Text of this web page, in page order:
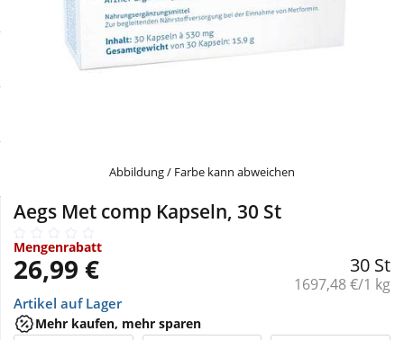
Schnäppchen
Mehr kaufen, mehr sparen
Täglich gut versorgt
Körperpflege & Kosmetik
Liebe & Erotik
Nahrungsergänzung
Natur & Homöopathie
Sanitätshaus
Sport & Fitness
Physiogel
Aliud Pharma
Abbildung / Farbe kann abweichen
Aegs Met comp Kapseln, 30 St
Mengenrabatt
26,99 € 30 St
Grundpreis:
1697,48 €/1 kg
Artikel auf Lager
Mehr kaufen, mehr sparen